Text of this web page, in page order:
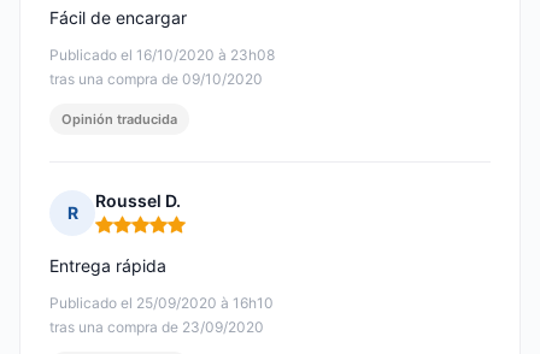
Publicado el 16/10/2020 à 23h08
tras una compra de 09/10/2020
Fácil de encargar
Opinión traducida
R
Roussel D.
Nota: 5 de 5
Publicado el 25/09/2020 à 16h10
tras una compra de 23/09/2020
Entrega rápida